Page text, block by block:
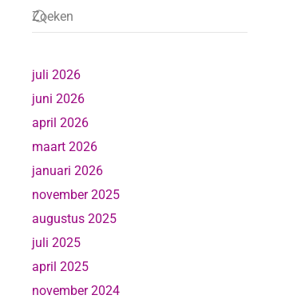
juli 2026
juni 2026
april 2026
maart 2026
januari 2026
november 2025
augustus 2025
juli 2025
april 2025
november 2024